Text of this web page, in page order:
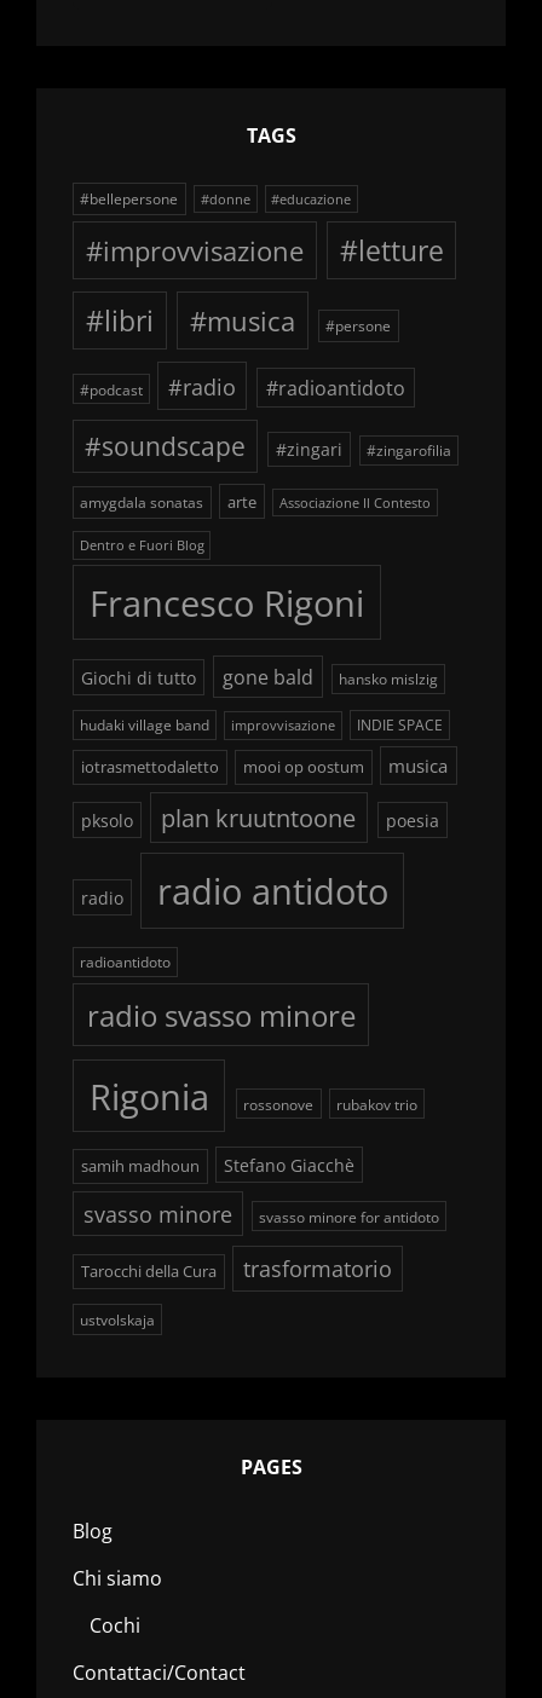
TAGS
#bellepersone #donne #educazione
#improvvisazione
#letture
#libri
#musica #persone
#podcast #radio #radioantidoto
#soundscape #zingari #zingarofilia
amygdala sonatas arte Associazione Il Contesto
Dentro e Fuori Blog
Francesco Rigoni
Giochi di tutto gone bald hansko mislzig
hudaki village band improvvisazione INDIE SPACE
iotrasmettodaletto mooi op oostum musica
pksolo plan kruutntoone poesia
radio radio antidoto
radioantidoto
radio svasso minore
Rigonia rossonove rubakov trio
samih madhoun Stefano Giacchè
svasso minore svasso minore for antidoto
Tarocchi della Cura trasformatorio
ustvolskaja
PAGES
Blog
Chi siamo
Cochi
Contattaci/Contact